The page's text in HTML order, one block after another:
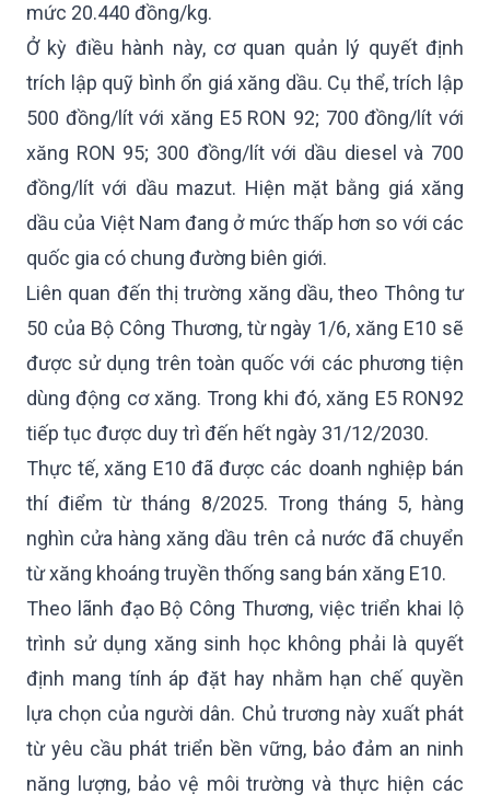
mức 20.440 đồng/kg.
Ở kỳ điều hành này, cơ quan quản lý quyết định
trích lập quỹ bình ổn giá xăng dầu. Cụ thể, trích lập
500 đồng/lít với xăng E5 RON 92; 700 đồng/lít với
xăng RON 95; 300 đồng/lít với dầu diesel và 700
đồng/lít với dầu mazut. Hiện mặt bằng giá xăng
dầu của Việt Nam đang ở mức thấp hơn so với các
quốc gia có chung đường biên giới.
Liên quan đến thị trường xăng dầu, theo Thông tư
50 của Bộ Công Thương, từ ngày 1/6, xăng E10 sẽ
được sử dụng trên toàn quốc với các phương tiện
dùng động cơ xăng. Trong khi đó, xăng E5 RON92
tiếp tục được duy trì đến hết ngày 31/12/2030.
Thực tế, xăng E10 đã được các doanh nghiệp bán
thí điểm từ tháng 8/2025. Trong tháng 5, hàng
nghìn cửa hàng xăng dầu trên cả nước đã chuyển
từ xăng khoáng truyền thống sang bán xăng E10.
Theo lãnh đạo Bộ Công Thương, việc triển khai lộ
trình sử dụng xăng sinh học không phải là quyết
định mang tính áp đặt hay nhằm hạn chế quyền
lựa chọn của người dân. Chủ trương này xuất phát
từ yêu cầu phát triển bền vững, bảo đảm an ninh
năng lượng, bảo vệ môi trường và thực hiện các